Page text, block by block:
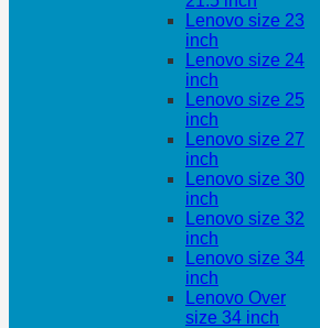
Lenovo size 23
inch
Lenovo size 24
inch
Lenovo size 25
inch
Lenovo size 27
inch
Lenovo size 30
inch
Lenovo size 32
inch
Lenovo size 34
inch
Lenovo Over
size 34 inch